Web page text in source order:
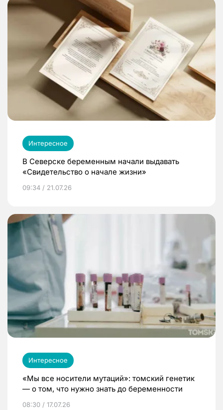
Интересное
В Северске беременным начали выдавать
«Свидетельство о начале жизни»
09:34 / 21.07.26
Интересное
«Мы все носители мутаций»: томский генетик
— о том, что нужно знать до беременности
08:30 / 17.07.26